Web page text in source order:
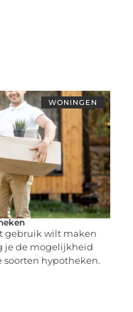
WONINGEN
gebruik wilt maken
je de mogelijkheid
soorten hypotheken.